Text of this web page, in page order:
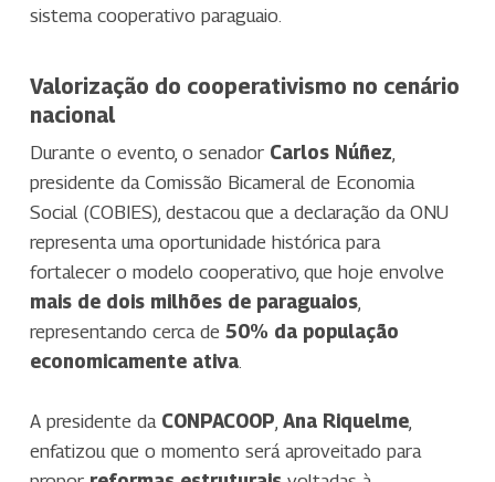
sistema cooperativo paraguaio.
Valorização do cooperativismo no cenário
nacional
Durante o evento, o senador Carlos Núñez
presidente da Comissão Bicameral de Economia
Social (COBIES), destacou que a declaração da ONU
representa uma oportunidade histórica para
fortalecer o modelo cooperativo, que hoje envolve
mais de dois milhões de paraguaios,
representando cerca de 50% da população
economicamente ativa.
A presidente da CONPACOOP Ana Riquelme,
enfatizou que o momento será aproveitado para